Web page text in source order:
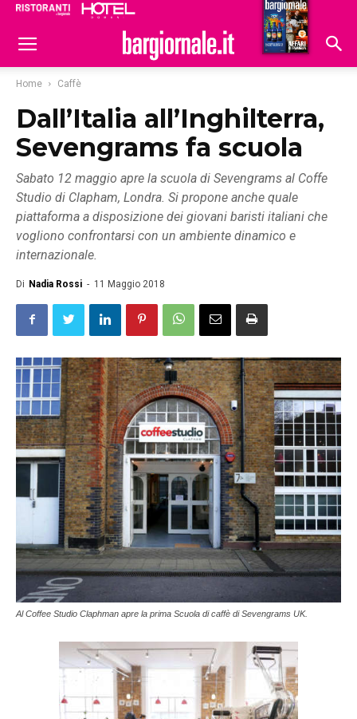
Hoteldomani
Home Caffè
Dall’Italia all’Inghilterra,
Sevengrams fa scuola
Sabato 12 maggio apre la scuola di Sevengrams al Coffe
Studio di Clapham, Londra. Si propone anche quale
piattaforma a disposizione dei giovani baristi italiani che
vogliono confrontarsi con un ambiente dinamico e
internazionale.
Di Nadia Rossi - 11 Maggio 2018
Al Coffee Studio Claphman apre la prima Scuola di caffè di Sevengrams UK.